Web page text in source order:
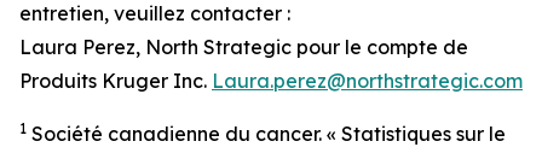
entretien, veuillez contacter :
Laura Perez, North Strategic pour le compte de
Produits Kruger Inc. Laura.perez@northstrategic.com
1 Société canadienne du cancer. « Statistiques sur le